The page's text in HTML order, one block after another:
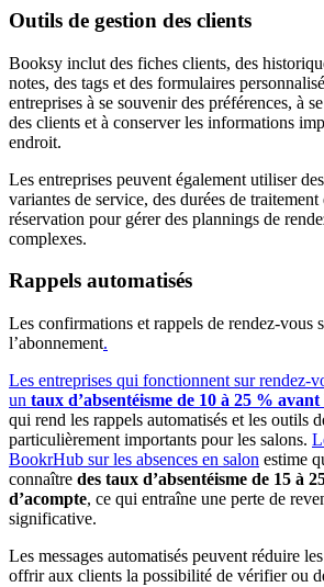
Outils de gestion des clients
Booksy inclut des fiches clients, des
notes, des tags et des formulaires
entreprises à se souvenir des préférences, à
des clients et à conserver les informations
endroit.
Les entreprises peuvent également utiliser
variantes de service, des durées de traitement
réservation pour gérer des plannings de
complexes.
Rappels automatisés
Les confirmations et rappels de rendez-vous
l’abonnement.
Les entreprises qui fonctionnent sur rendez-
un taux d’absentéisme de 10 à 25 %
qui rend les rappels automatisés et les outils
particulièrement importants pour les salons.
BookrHub sur les absences en salon estime
connaître des taux d’absentéisme de 15 à
d’acompte, ce qui entraîne une perte de
significative.
Les messages automatisés peuvent réduire
offrir aux clients la possibilité de vérifier ou